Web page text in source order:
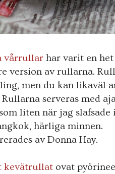
vårrullar har varit en
version av rullarna.
men du kan likaväl
serveras med
liten när jag
härliga minnen.
av Donna Hay.
kevätrullat ovat